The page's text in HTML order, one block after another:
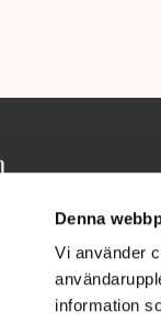
Denna
Vi använder
information
114 82 Stockholm